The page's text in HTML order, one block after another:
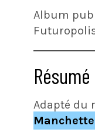
Album
Adapté du
Manchette